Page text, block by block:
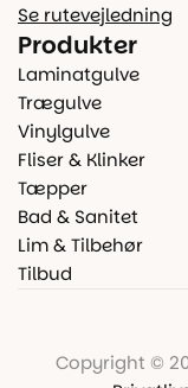
Se rutevejledning
Produkter
Laminatgulve
Trægulve
Vinylgulve
Fliser & Klinker
Tæpper
Bad & Sanitet
Lim & Tilbehør
Tilbud
Copyright ©